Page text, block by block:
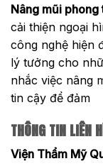
Nâng mũi phong
cải thiện ngoại
công nghệ hiện
lý tưởng cho
nhắc việc nâng
tin cậy để đảm
THÔNG TIN LIÊN
Viện Thẩm Mỹ